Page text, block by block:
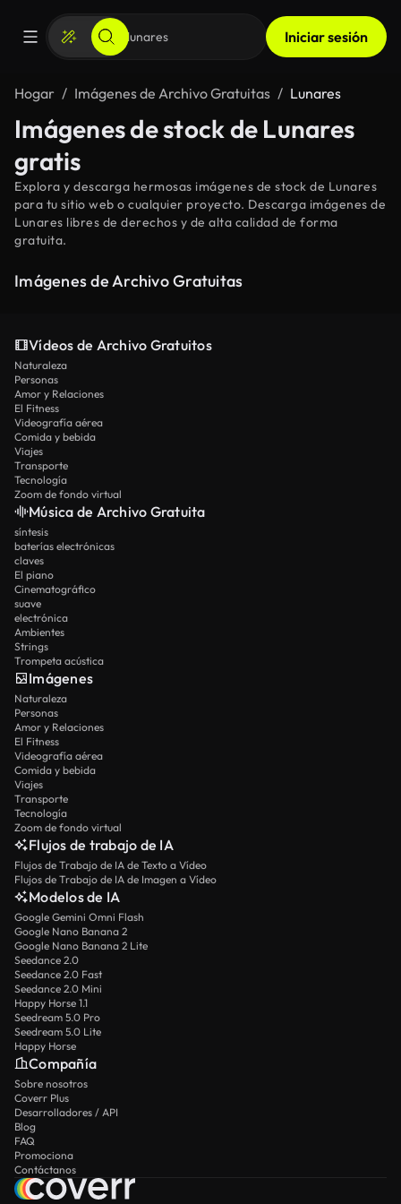
Iniciar sesión
Hogar Imágenes de Archivo Gratuitas Lunares
Imágenes de stock de Lunares
gratis
Explora y descarga hermosas imágenes de stock de Lunares
para tu sitio web o cualquier proyecto. Descarga imágenes de
Lunares libres de derechos y de alta calidad de forma
gratuita.
Imágenes de Archivo Gratuitas
Vídeos de Archivo Gratuitos
Naturaleza
Personas
Amor y Relaciones
El Fitness
Videografía aérea
Comida y bebida
Viajes
Transporte
Tecnología
Zoom de fondo virtual
Música de Archivo Gratuita
síntesis
baterías electrónicas
claves
El piano
Cinematográfico
suave
electrónica
Ambientes
Strings
Trompeta acústica
Imágenes
Naturaleza
Personas
Amor y Relaciones
El Fitness
Videografía aérea
Comida y bebida
Viajes
Transporte
Tecnología
Zoom de fondo virtual
Flujos de trabajo de IA
Flujos de Trabajo de IA de Texto a Vídeo
Flujos de Trabajo de IA de Imagen a Vídeo
Modelos de IA
Google Gemini Omni Flash
Google Nano Banana 2
Google Nano Banana 2 Lite
Seedance 2.0
Seedance 2.0 Fast
Seedance 2.0 Mini
Happy Horse 1.1
Seedream 5.0 Pro
Seedream 5.0 Lite
Happy Horse
Compañía
Sobre nosotros
Coverr Plus
Desarrolladores / API
Blog
FAQ
Promociona
Contáctanos